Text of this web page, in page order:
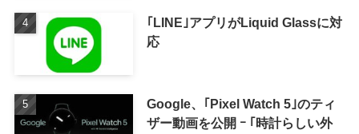
｢LINE｣アプリがLiquid Glassに対
応
Google、｢Pixel Watch 5｣のティ
ザー動画を公開 ｰ ｢時計らしい外